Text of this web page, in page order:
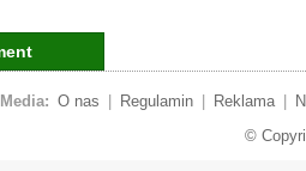
O nas Regulamin Reklama
©